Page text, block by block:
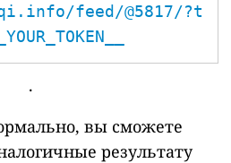
feed/@5817/?t
.
вы сможете
результату